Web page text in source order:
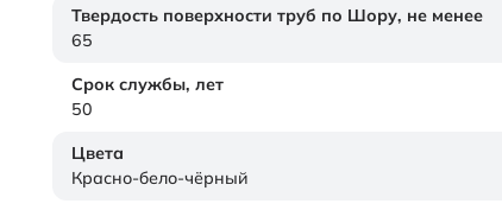
Твердость поверхности труб по Шору, не менее
65
Срок службы, лет
50
Цвета
Красно-бело-чёрный